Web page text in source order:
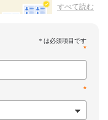
すべて読む
*
*